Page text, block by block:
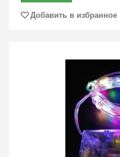
Добавить в избранное